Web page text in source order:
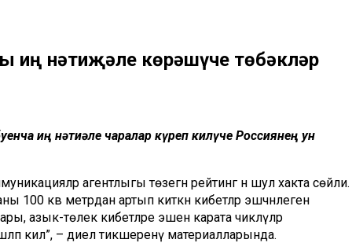
иң нәтиҗәле көрәшүче төбәкләр
иң нәтиҗәле чаралар күреп килүче Россиянең ун
агентлыгы төзегән рейтинг әнә шул хакта сөйли.
100 кв метрдан артып киткән кибетләр эшчәнлеген
азык-төлек кибетләре эшенә карата чикләүләр
килә”, – диелә тикшеренү материалларында.